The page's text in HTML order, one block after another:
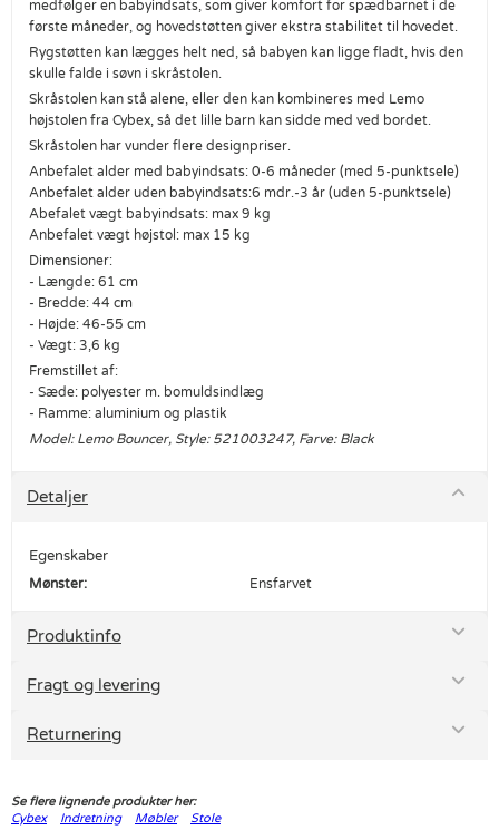
medfølger en babyindsats, som giver komfort for spædbarnet i de
første måneder, og hovedstøtten giver ekstra stabilitet til hovedet.
Rygstøtten kan lægges helt ned, så babyen kan ligge fladt, hvis den
skulle falde i søvn i skråstolen.
Skråstolen kan stå alene, eller den kan kombineres med Lemo
højstolen fra Cybex, så det lille barn kan sidde med ved bordet.
Skråstolen har vunder flere designpriser.
Anbefalet alder med babyindsats: 0-6 måneder (med 5-punktsele)
Anbefalet alder uden babyindsats:6 mdr.-3 år (uden 5-punktsele)
Abefalet vægt babyindsats: max 9 kg
Anbefalet vægt højstol: max 15 kg
Dimensioner:
- Længde: 61 cm
- Bredde: 44 cm
- Højde: 46-55 cm
- Vægt: 3,6 kg
Fremstillet af:
- Sæde: polyester m. bomuldsindlæg
- Ramme: aluminium og plastik
Model: Lemo Bouncer, Style: 521003247, Farve: Black
Detaljer
Egenskaber
Mønster: Ensfarvet
Produktinfo
Fragt og levering
Returnering
Se flere lignende produkter her:
Cybex
Indretning Møbler Stole